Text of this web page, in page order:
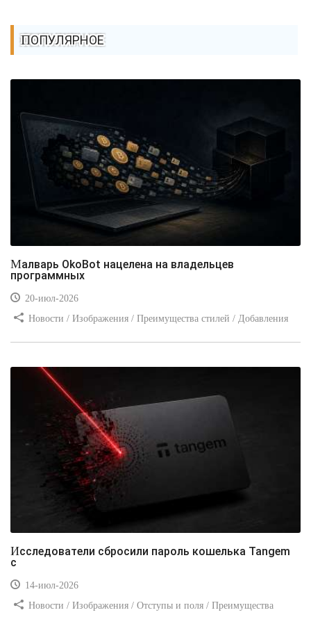
ПОПУЛЯРНОЕ
Малварь OkoBot нацелена на владельцев
программных
20-июл-2026
Новости / Изображения / Преимущества стилей / Добавления
Исследователи сбросили пароль кошелька Tangem
с
14-июл-2026
Новости / Изображения / Отступы и поля / Преимущества